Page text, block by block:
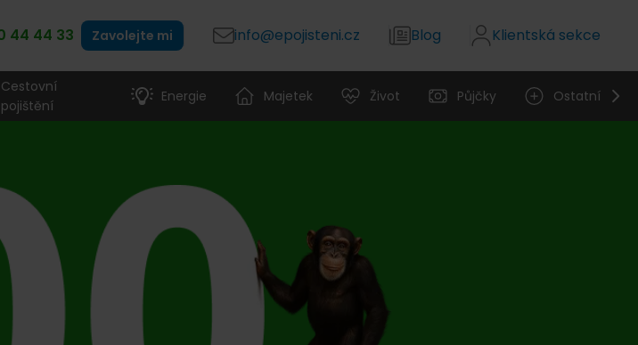
44 44 33 Zavolejte mi info@epojisteni.cz Blog Klientská sekce
Cestovní
pojištění
Energie Majetek Život Půjčky Ostatní